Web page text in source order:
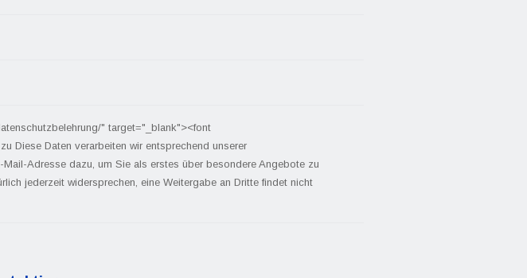
" target="_blank"><font
Diese Daten verarbeiten wir entsprechend unserer
Adresse dazu, um Sie als erstes über besondere Angebote zu
jederzeit widersprechen, eine Weitergabe an Dritte findet nicht